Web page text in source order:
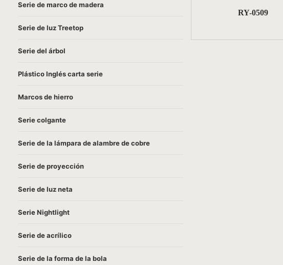
Serie de marco de madera
Serie de luz Treetop
Serie del árbol
Plástico Inglés carta serie
Marcos de hierro
Serie colgante
Serie de la lámpara de alambre de cobre
Serie de proyección
Serie de luz neta
Serie Nightlight
Serie de acrílico
Serie de la forma de la bola
RY-0509